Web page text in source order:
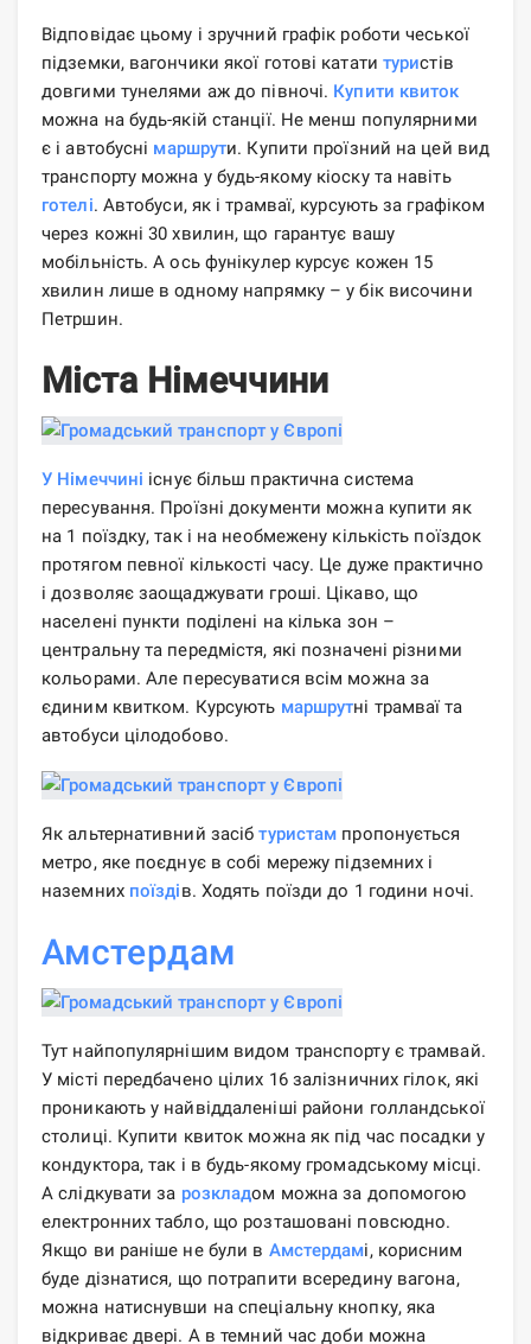
Відповідає цьому і зручний графік роботи чеської
підземки, вагончики якої готові катати туристів
довгими тунелями аж до півночі. Купити квиток
можна на будь-якій станції. Не менш популярними
є і автобусні маршрути. Купити проїзний на цей вид
транспорту можна у будь-якому кіоску та навіть
готелі. Автобуси, як і трамваї, курсують за графіком
через кожні 30 хвилин, що гарантує вашу
мобільність. А ось фунікулер курсує кожен 15
хвилин лише в одному напрямку – у бік височини
Петршин.
Міста Німеччини
У Німеччині існує більш практична система
пересування. Проїзні документи можна купити як
на 1 поїздку, так і на необмежену кількість поїздок
протягом певної кількості часу. Це дуже практично
і дозволяє заощаджувати гроші. Цікаво, що
населені пункти поділені на кілька зон –
центральну та передмістя, які позначені різними
кольорами. Але пересуватися всім можна за
єдиним квитком. Курсують маршрутні трамваї та
автобуси цілодобово.
Як альтернативний засібтуристам пропонується
метро, ​​яке поєднує в собі мережу підземних і
наземних поїздів. Ходять поїзди до 1 години ночі.
Амстердам
Тут найпопулярнішим видом транспорту є трамвай.
У місті передбачено цілих 16 залізничних гілок, які
проникають у найвіддаленіші райони голландської
столиці. Купити квиток можна як під час посадки у
кондуктора, так і в будь-якому громадському місці.
А слідкувати за розкладом можна за допомогою
електронних табло, що розташовані повсюдно.
Якщо ви раніше не були в Амстердамі, корисним
буде дізнатися, що потрапити всередину вагона,
можна натиснувши на спеціальну кнопку, яка
відкриває двері. А в темний час доби можна